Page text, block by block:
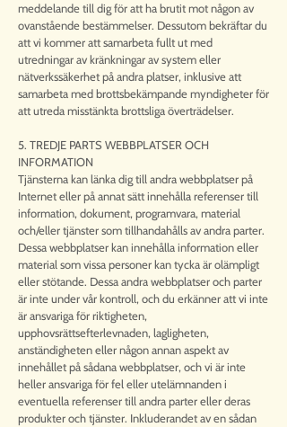
meddelande till dig för att ha brutit mot någon av
ovanstående bestämmelser. Dessutom bekräftar du
att vi kommer att samarbeta fullt ut med
utredningar av kränkningar av system eller
nätverkssäkerhet på andra platser, inklusive att
samarbeta med brottsbekämpande myndigheter för
att utreda misstänkta brottsliga överträdelser.
5. TREDJE PARTS WEBBPLATSER OCH
INFORMATION
Tjänsterna kan länka dig till andra webbplatser på
Internet eller på annat sätt innehålla referenser till
information, dokument, programvara, material
och/eller tjänster som tillhandahålls av andra parter.
Dessa webbplatser kan innehålla information eller
material som vissa personer kan tycka är olämpligt
eller stötande. Dessa andra webbplatser och parter
är inte under vår kontroll, och du erkänner att vi inte
är ansvariga för riktigheten,
upphovsrättsefterlevnaden, lagligheten,
anständigheten eller någon annan aspekt av
innehållet på sådana webbplatser, och vi är inte
heller ansvariga för fel eller utelämnanden i
eventuella referenser till andra parter eller deras
produkter och tjänster. Inkluderandet av en sådan